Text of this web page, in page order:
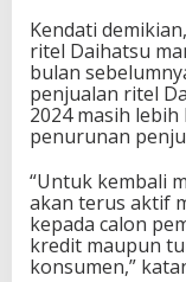
Kendati
ritel Daihatsu
bulan
penjualan ritel
2024 masih
penurunan
“Untuk kembali
akan terus aktif
kepada calon
kredit maupun
konsumen,”